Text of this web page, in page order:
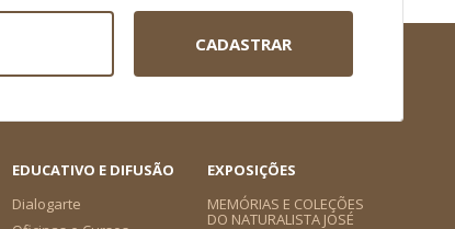
CADASTRAR
EDUCATIVO E DIFUSÃO
Dialogarte
EXPOSIÇÕES
MEMÓRIAS E COLEÇÕES
DO NATURALISTA JOSÉ